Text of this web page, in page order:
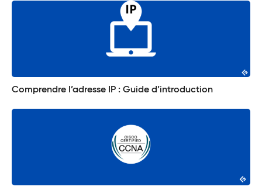
Comprendre l’adresse IP : Guide d’introduction